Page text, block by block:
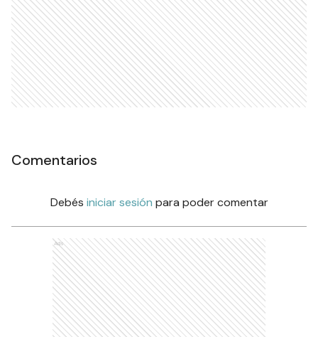
Comentarios
Debés iniciar sesión para poder comentar
Ads